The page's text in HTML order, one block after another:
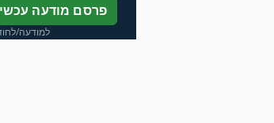
פרסם מודעה
*למודעה/